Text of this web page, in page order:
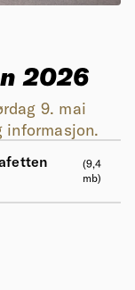
2026
9. mai
informasjon.
(9,4
mb)